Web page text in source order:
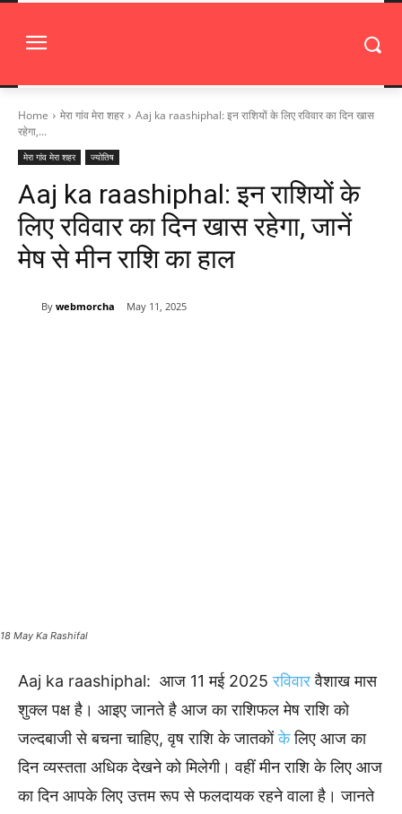
Home मेरा गांव मेरा शहर
Aaj ka raashiphal: इन राशियों के लिए रविवार का दिन खास
रहेगा,...
मेरा गांव मेरा शहर ज्योतिष
Aaj ka raashiphal: इन राशियों के
लिए रविवार का दिन खास रहेगा, जानें
मेष से मीन राशि का हाल
By webmorcha May 11, 2025
18 May Ka Rashifal
Aaj ka raashiphal: आज 11 मई 2025रविवारवैशाख मास
शुक्ल पक्ष है। आइए जानते है आज का राशिफल मेष राशि को
जल्दबाजी से बचना चाहिए, वृष राशि के जातकोंकेलिए आज का
दिन व्यस्तता अधिक देखने को मिलेगी। वहीं मीन राशि के लिए आज
का दिन आपके लिए उत्तम रूप से फलदायक रहने वाला है। जानते